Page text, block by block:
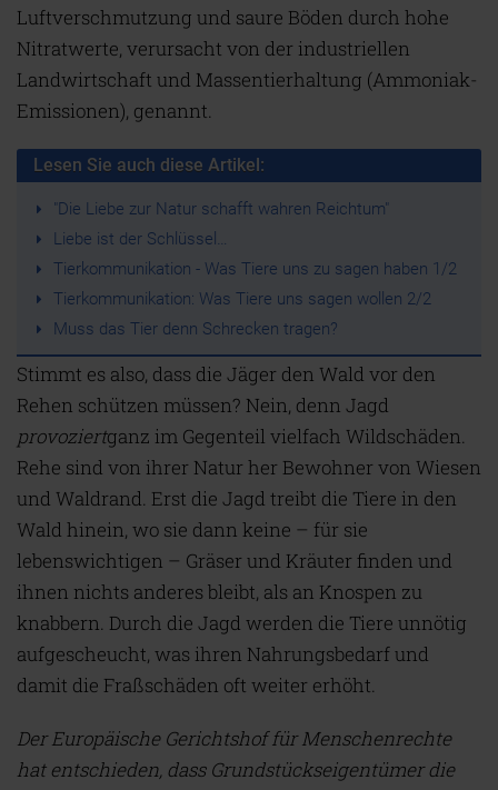
Luftverschmutzung und saure Böden durch hohe
Nitratwerte, verursacht von der industriellen
Landwirtschaft und Massentierhaltung (Ammoniak-
Emissionen), genannt.
Lesen Sie auch diese Artikel:
"Die Liebe zur Natur schafft wahren Reichtum"
Liebe ist der Schlüssel…
Tierkommunikation - Was Tiere uns zu sagen haben 1/2
Tierkommunikation: Was Tiere uns sagen wollen 2/2
Muss das Tier denn Schrecken tragen?
Stimmt es also, dass die Jäger den Wald vor den
Rehen schützen müssen? Nein, denn Jagd
provoziertganz im Gegenteil vielfach Wildschäden.
Rehe sind von ihrer Natur her Bewohner von Wiesen
und Waldrand. Erst die Jagd treibt die Tiere in den
Wald hinein, wo sie dann keine – für sie
lebenswichtigen – Gräser und Kräuter finden und
ihnen nichts anderes bleibt, als an Knospen zu
knabbern. Durch die Jagd werden die Tiere unnötig
aufgescheucht, was ihren Nahrungsbedarf und
damit die Fraßschäden oft weiter erhöht.
Der Europäische Gerichtshof für Menschenrechte
hat entschieden, dass Grundstückseigentümer die